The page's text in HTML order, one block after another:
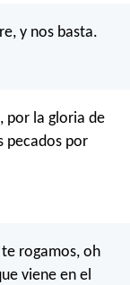
y nos basta.
por la gloria de
pecados por
te rogamos, oh
viene en el